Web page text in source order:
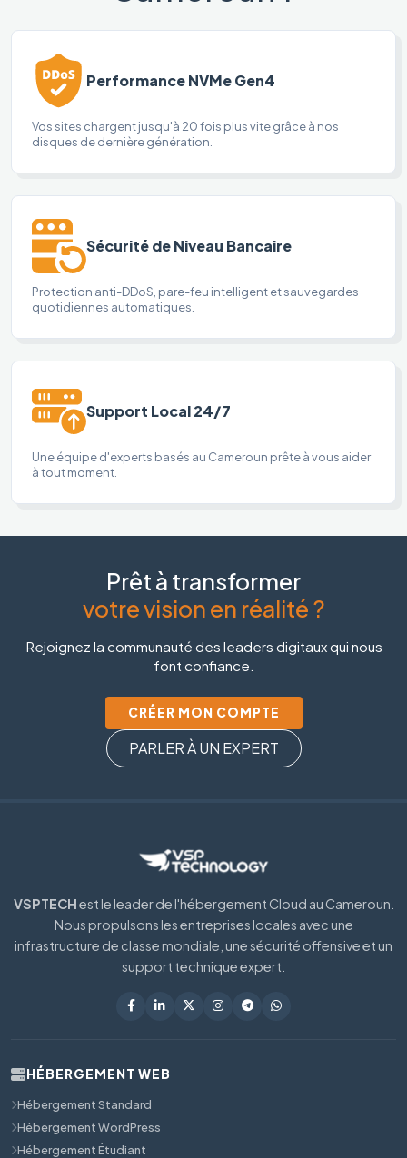
Performance NVMe Gen4
Vos sites chargent jusqu'à 20 fois plus vite grâce à nos
disques de dernière génération.
Sécurité de Niveau Bancaire
Protection anti-DDoS, pare-feu intelligent et sauvegardes
quotidiennes automatiques.
Support Local 24/7
Une équipe d'experts basés au Cameroun prête à vous aider
à tout moment.
Prêt à transformer
votre vision en réalité ?
Rejoignez la communauté des leaders digitaux qui nous
font confiance.
CRÉER MON COMPTE
PARLER À UN EXPERT
VSPTECHest le leader de l'hébergement Cloud au Cameroun.
Nous propulsons les entreprises locales avec une
infrastructure de classe mondiale, une sécurité offensive et un
support technique expert.
HÉBERGEMENT WEB
Hébergement Standard
Hébergement WordPress
Hébergement Étudiant